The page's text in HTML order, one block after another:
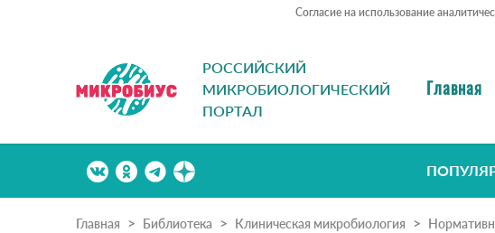
Согласие на использование
РОССИЙСКИЙ
МИКРОБИОЛОГИЧЕСКИЙ
ПОРТАЛ
Главная
Главная Библиотека Клиническая микробиология